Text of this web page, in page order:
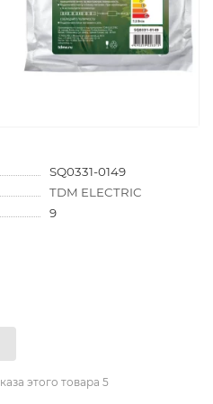
SQ0331-0149
TDM ELECTRIC
9
этого товара 5